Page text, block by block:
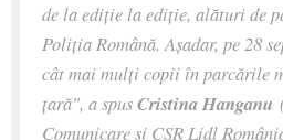
de la ediție la ediție, alături de
Poliția Română. Așadar, pe 28
cât mai mulți copii în parcările
țară", a spusCristina Hanganu
Comunicare și CSR Lidl